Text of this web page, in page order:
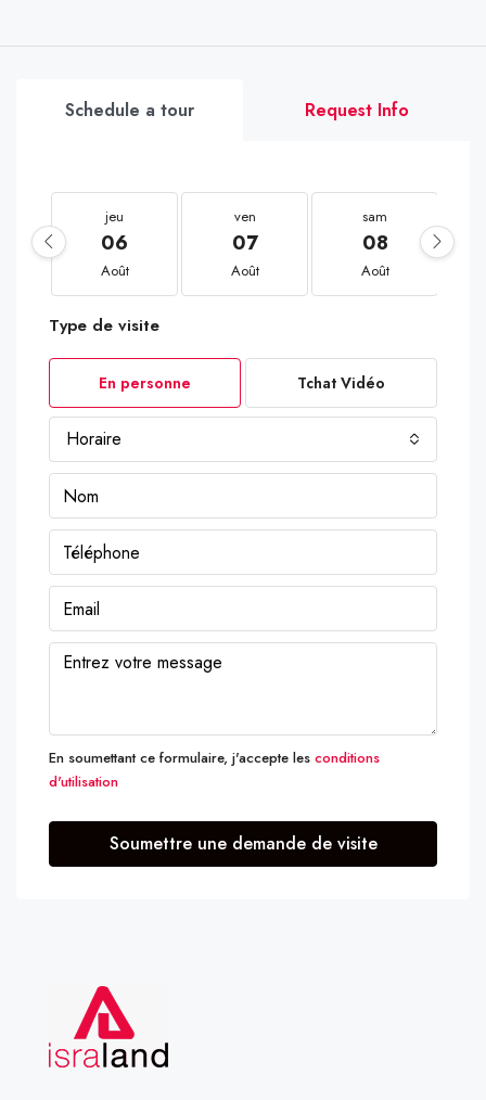
Schedule a tour Request Info
jeu
06
Août
ven
07
Août
sam
08
Août
Type de visite
En personne Tchat Vidéo
Horaire
En soumettant ce formulaire, j'accepte les conditions
d'utilisation
Soumettre une demande de visite